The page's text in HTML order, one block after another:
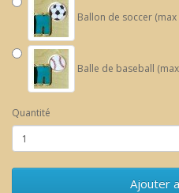
Ballon de soccer
Balle de baseball
Quantité
Ajouter